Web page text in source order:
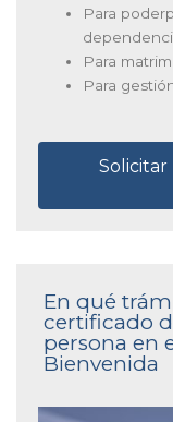
Para
Para
Para
En qué
certificado
persona en
Bienvenida